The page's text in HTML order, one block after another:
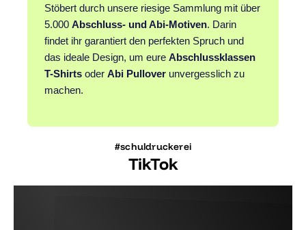
Stöbert durch unsere riesige Sammlung mit über
5.000 Abschluss- und Abi-Motiven. Darin
findet ihr garantiert den perfekten Spruch und
das ideale Design, um eure Abschlussklassen
T-Shirts oder Abi Pullover unvergesslich zu
machen.
#schuldruckerei
TikTok